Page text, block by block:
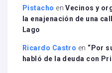
Pistacho enVecinos y
la enajenación de una
Lago
Ricardo Castro en “Por
habló de la deuda con